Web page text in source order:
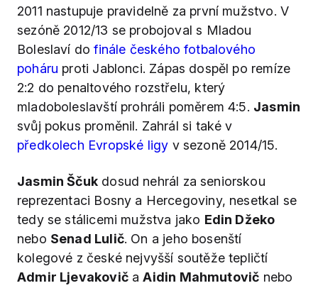
2011 nastupuje pravidelně za první mužstvo. V
sezóně 2012/13 se probojoval s Mladou
Boleslaví dofinále českého fotbalového
poháru proti Jablonci. Zápas dospěl po remíze
2:2 do penaltového rozstřelu, který
mladoboleslavští prohráli poměrem 4:5. Jasmin
svůj pokus proměnil. Zahrál si také v
předkolech Evropské ligy v sezoně 2014/15.
Jasmin Ščukdosud nehrál za seniorskou
reprezentaci Bosny a Hercegoviny, nesetkal se
tedy se stálicemi mužstva jako Edin Džeko
nebo Senad Lulič. On a jeho bosenští
kolegové z české nejvyšší soutěže tepličtí
Admir LjevakovičaAidin Mahmutovič nebo